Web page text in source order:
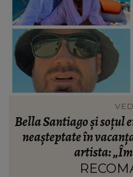
Alina Pușcău, noi detalii
așteaptă să afle de la
tratamentului: „O